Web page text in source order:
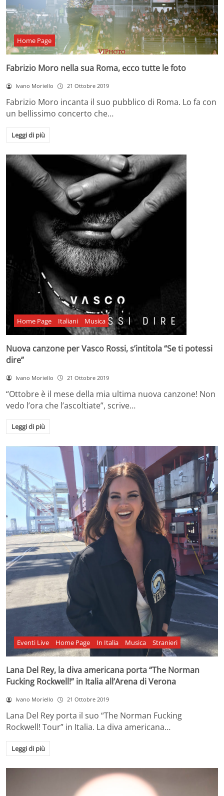
Home Page
Fabrizio Moro nella sua Roma, ecco tutte le foto
Ivano Moriello 21 Ottobre 2019
Fabrizio Moro incanta il suo pubblico di Roma. Lo fa con
un bellissimo concerto che…
Leggi di più
Home Page Italiani Musica
Nuova canzone per Vasco Rossi, s’intitola “Se ti potessi
dire”
Ivano Moriello 21 Ottobre 2019
“Ottobre è il mese della mia ultima nuova canzone! Non
vedo l’ora che l’ascoltiate”, scrive…
Leggi di più
Eventi Live Home Page In Italia Musica Stranieri
Lana Del Rey, la diva americana porta “The Norman
Fucking Rockwell!” in Italia all’Arena di Verona
Ivano Moriello 21 Ottobre 2019
Lana Del Rey porta il suo “The Norman Fucking
Rockwell! Tour” in Italia. La diva americana…
Leggi di più